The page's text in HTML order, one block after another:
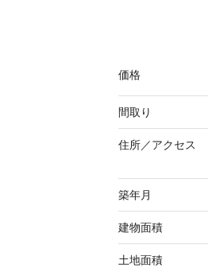
価格
間取り
住所／アクセス
築年月
建物面積
土地面積